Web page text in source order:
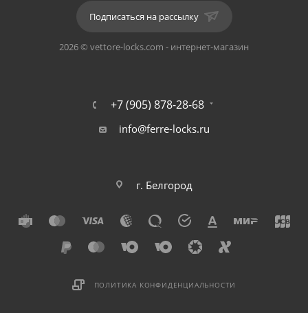
ручкой, с внешней – заглушкой для аварийного
Длина: 50 мм. Толщина:10 мм.
Материал: алюминиевый сплав.
Подписаться на рассылку
2026 © vettore-locks.com - интернет-магазин
+7 (905) 878-28-68
info@ferre-locks.ru
г. Белгород
ПОЛИТИКА КОНФИДЕНЦИАЛЬНОСТИ